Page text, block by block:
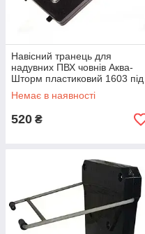
Навісний транець для
надувних ПВХ човнів Аква-
Шторм пластиковий 1603 під
мотори ідеальний для
грибних моделей новий
Немає в наявності
520 ₴